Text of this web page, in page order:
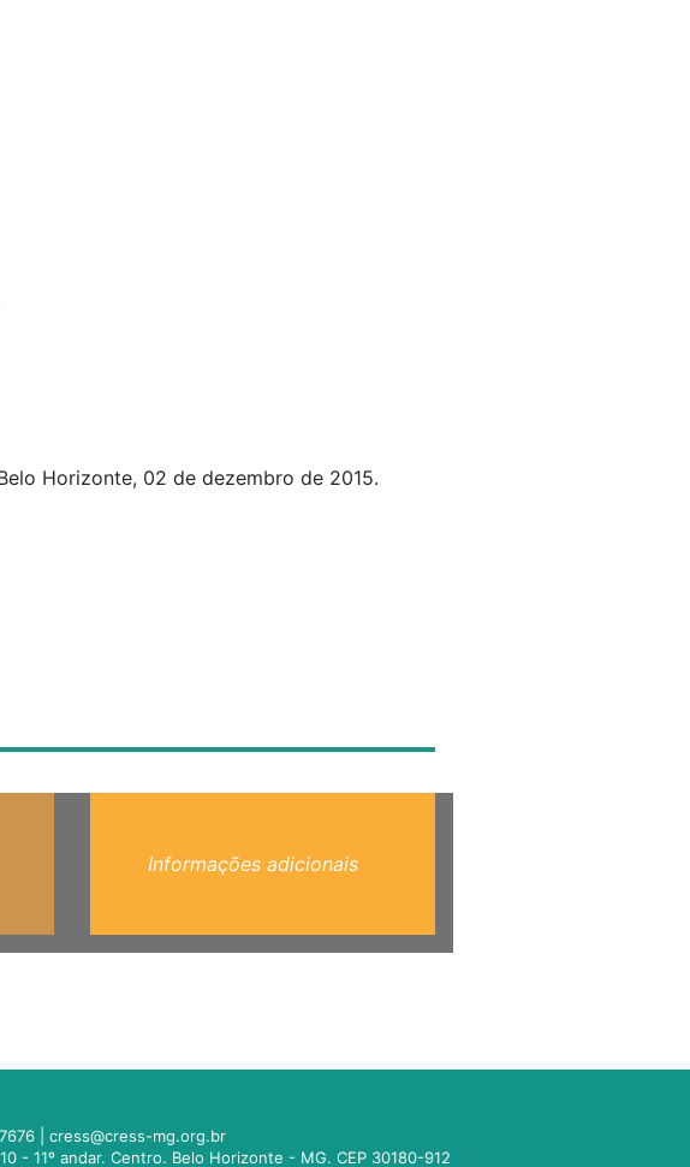
Horizonte, 02 de dezembro de 2015.
Informações adicionais
|cress@cress-mg.org.br
- 11º andar. Centro. Belo Horizonte - MG. CEP 30180-912